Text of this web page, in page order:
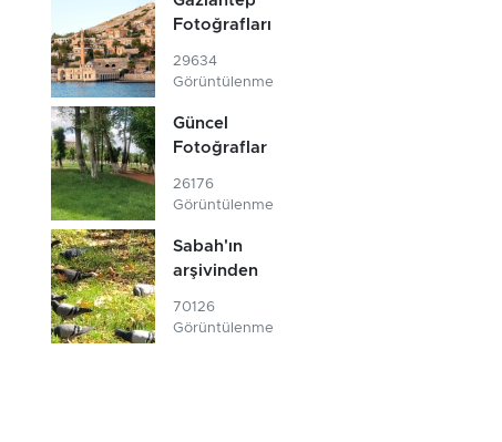
Fotoğrafları
29634
Görüntülenme
Güncel
Fotoğraflar
26176
Görüntülenme
Sabah'ın
arşivinden
70126
Görüntülenme